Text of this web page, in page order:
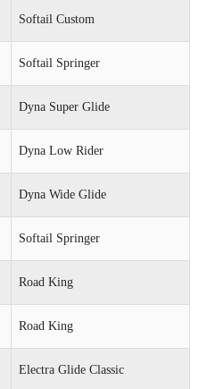
Softail Custom
Softail Springer
Dyna Super Glide
Dyna Low Rider
Dyna Wide Glide
Softail Springer
Road King
Road King
Electra Glide Classic